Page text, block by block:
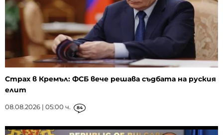
Страх в Кремъл: ФСБ вече решава съдбата на руския
елит
08.08.2026 | 05:00 ч. 84